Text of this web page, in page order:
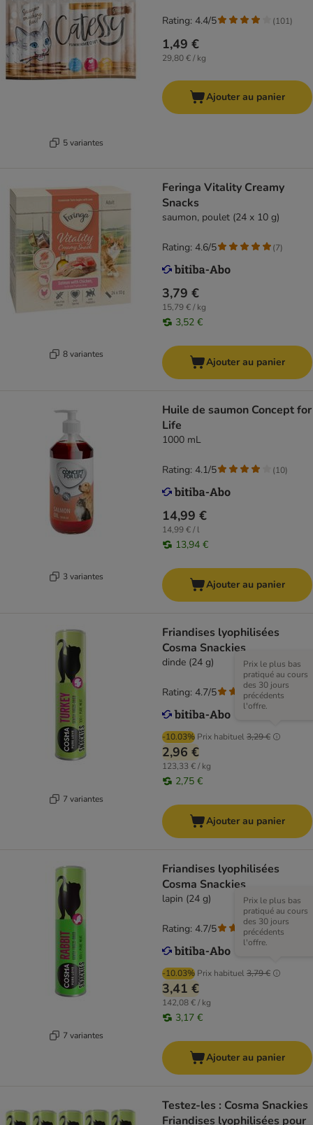
5 variantes
1,49 €
29,80 € / kg
Rating: 4.4/5 (101)
Ajouter au panier
8 variantes
Feringa Vitality Creamy
Snacks
saumon, poulet (24 x 10 g)
3,79 €
15,79 € / kg
3,52 €
Rating: 4.6/5 (7)
Ajouter au panier
3 variantes
Huile de saumon Concept for
Life
1000 mL
14,99 €
14,99 € / l
13,94 €
Rating: 4.1/5 (10)
Ajouter au panier
7 variantes
Friandises lyophilisées
Cosma Snackies
dinde (24 g)
-10.03% Prix habituel3,29 €
Prix le plus bas
pratiqué au cours
des 30 jours
précédents
l'offre.
2,96 €
123,33 € / kg
2,75 €
Rating: 4.7/5 (169
Ajouter au panier
7 variantes
Friandises lyophilisées
Cosma Snackies
lapin (24 g)
-10.03% Prix habituel3,79 €
Prix le plus bas
pratiqué au cours
des 30 jours
précédents
l'offre.
3,41 €
142,08 € / kg
3,17 €
Rating: 4.7/5 (169
Ajouter au panier
Testez-les : Cosma Snackies
Friandises lyophilisées pour